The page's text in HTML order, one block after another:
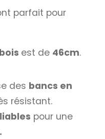
parfait pour
est de 46cm.
des bancs en
résistant.
pour une